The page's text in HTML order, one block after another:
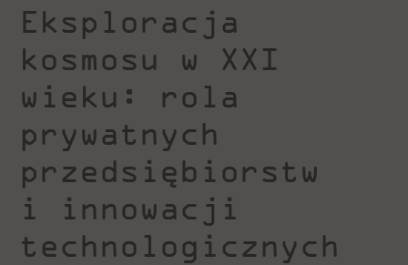
Eksploracja
kosmosu w XXI
wieku: rola
prywatnych
przedsiębiorstw
i innowacji
technologicznych